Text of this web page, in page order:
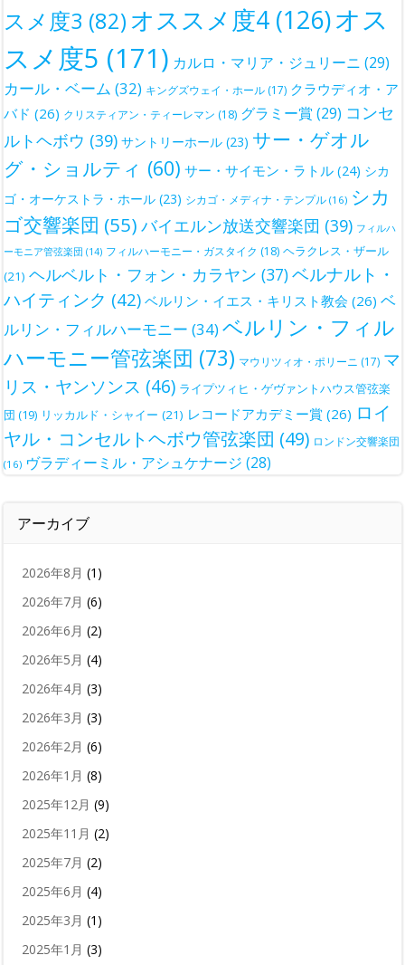
スメ度3 (82) オススメ度4 (126)オス
スメ度5 (171) カルロ・マリア・ジュリーニ (29)
カール・ベーム (32) キングズウェイ・ホール (17) クラウディオ・ア
バド (26) クリスティアン・ティーレマン (18) グラミー賞 (29) コンセ
ルトヘボウ (39) サントリーホール (23) サー・ゲオル
グ・ショルティ (60) サー・サイモン・ラトル (24) シカ
ゴ・オーケストラ・ホール (23) シカゴ・メディナ・テンプル (16) シカ
ゴ交響楽団 (55) バイエルン放送交響楽団 (39) フィルハ
ーモニア管弦楽団 (14) フィルハーモニー・ガスタイク (18) ヘラクレス・ザール
(21) ヘルベルト・フォン・カラヤン (37)ベルナルト・
ハイティンク (42) ベルリン・イエス・キリスト教会 (26) ベ
ルリン・フィルハーモニー (34)ベルリン・フィル
ハーモニー管弦楽団 (73) マウリツィオ・ポリーニ (17) マ
リス・ヤンソンス (46) ライプツィヒ・ゲヴァントハウス管弦楽
団 (19) リッカルド・シャイー (21) レコードアカデミー賞 (26) ロイ
ヤル・コンセルトヘボウ管弦楽団 (49) ロンドン交響楽団
(16) ヴラディーミル・アシュケナージ (28)
アーカイブ
2026年8月 (1)
2026年7月 (6)
2026年6月 (2)
2026年5月 (4)
2026年4月 (3)
2026年3月 (3)
2026年2月 (6)
2026年1月 (8)
2025年12月 (9)
2025年11月 (2)
2025年7月 (2)
2025年6月 (4)
2025年3月 (1)
2025年1月 (3)